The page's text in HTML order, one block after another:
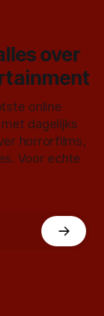
over
online
dagelijks
horrorfilms,
Voor echte